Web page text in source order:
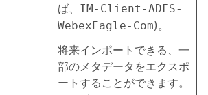
ば、 IM-Client-ADFS-
WebexEagle-Com)。
将来インポートできる、一
部のメタデータをエクスポ
ートすることができます。